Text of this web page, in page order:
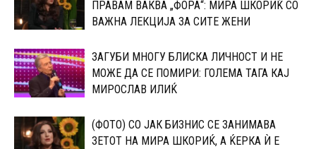
ПРАВАМ ВАКВА „ФОРА“: МИРА ШКОРИЌ СО
ВАЖНА ЛЕКЦИЈА ЗА СИТЕ ЖЕНИ
ЗАГУБИ МНОГУ БЛИСКА ЛИЧНОСТ И НЕ
МОЖЕ ДА СЕ ПОМИРИ: ГОЛЕМА ТАГА КАЈ
МИРОСЛАВ ИЛИЌ
(ФОТО) СО ЈАК БИЗНИС СЕ ЗАНИМАВА
ЗЕТОТ НА МИРА ШКОРИЌ, А ЌЕРКА Ѝ Е